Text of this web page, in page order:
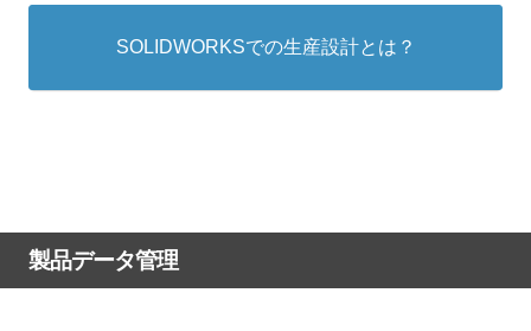
SOLIDWORKSでの生産設計とは？
製品データ管理